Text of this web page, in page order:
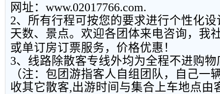
网址： www.02017766.com.
2、所有行程可按您的要求进行个性化
天数、景点。欢迎各团体来电咨询，我
或单订房订票服务，价格优惠！
3、线路除散客专线外均为全程不进购
（注：包团游指客人自组团队，自己一
收其它散客,出游时间与集合上车地点由